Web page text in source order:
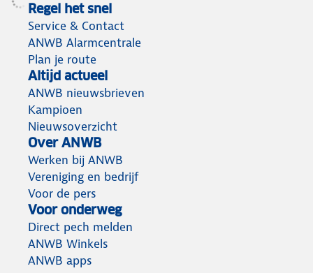
Regel het snel
Service & Contact
ANWB Alarmcentrale
Plan je route
Altijd actueel
ANWB nieuwsbrieven
Kampioen
Nieuwsoverzicht
Over ANWB
Werken bij ANWB
Vereniging en bedrijf
Voor de pers
Voor onderweg
Direct pech melden
ANWB Winkels
ANWB apps